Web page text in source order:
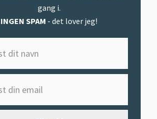
gang i.
INGEN SPAM - det lover jeg!